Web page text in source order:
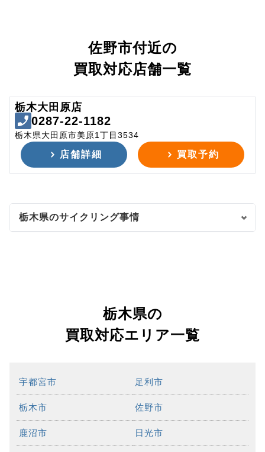
佐野市付近の
買取対応店舗一覧
栃木大田原店
0287-22-1182
栃木県大田原市美原1丁目3534
店舗詳細 買取予約
栃木県のサイクリング事情
栃木県の
買取対応エリア一覧
宇都宮市 足利市
栃木市 佐野市
鹿沼市 日光市